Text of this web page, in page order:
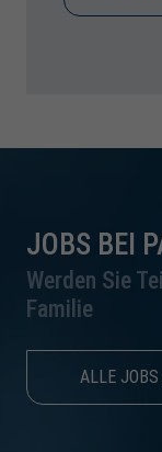
JOBS BEI
Werden Sie
Familie
ALLE